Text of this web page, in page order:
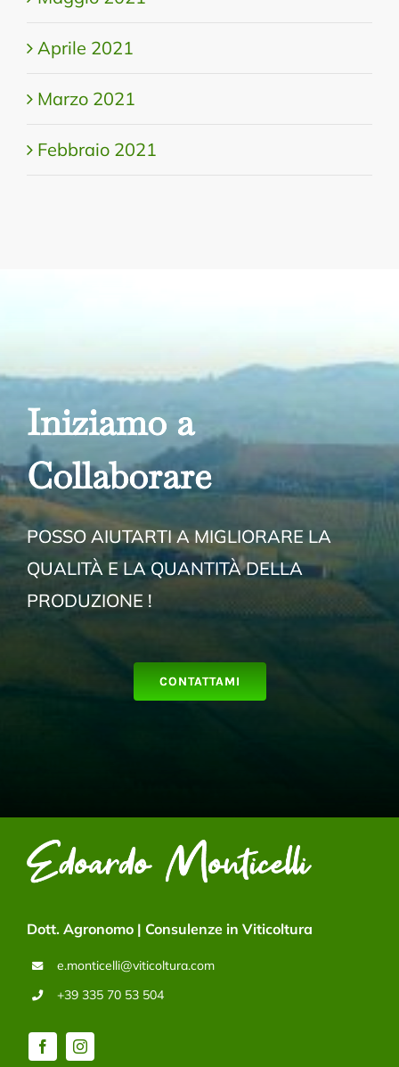
Aprile 2021
Marzo 2021
Febbraio 2021
Iniziamo a
Collaborare
POSSO AIUTARTI A MIGLIORARE LA
QUALITÀ E LA QUANTITÀ DELLA
PRODUZIONE !
CONTATTAMI
Dott. Agronomo | Consulenze in Viticoltura
e.monticelli@viticoltura.com
+39 335 70 53 504